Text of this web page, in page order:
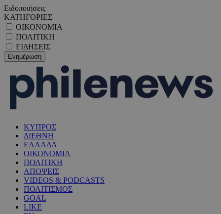
Ειδοποιήσεις
ΚΑΤΗΓΟΡΙΕΣ
ΟΙΚΟΝΟΜΙΑ
ΠΟΛΙΤΙΚΗ
ΕΙΔΗΣΕΙΣ
ΚΥΠΡΟΣ
ΔΙΕΘΝΗ
ΕΛΛΑΔΑ
ΟΙΚΟΝΟΜΙΑ
ΠΟΛΙΤΙΚΗ
ΑΠΟΨΕΙΣ
VIDEOS & PODCASTS
ΠΟΛΙΤΙΣΜΟΣ
GOAL
LIKE